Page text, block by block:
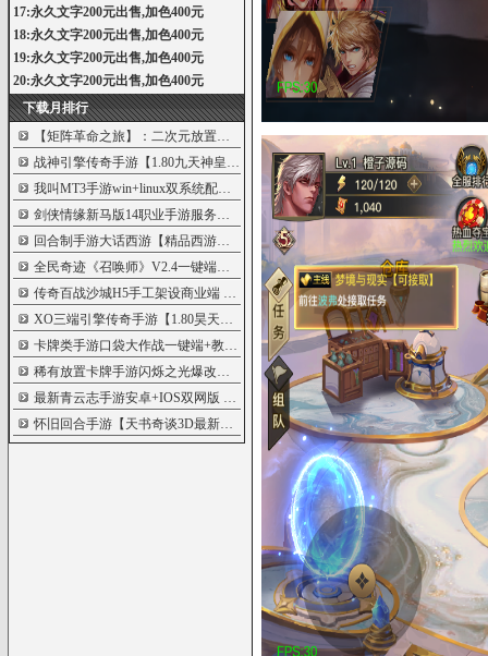
17:永久文字200元出售,加色400元
18:永久文字200元出售,加色400元
19:永久文字200元出售,加色400元
20:永久文字200元出售,加色400元
下载月排行
【矩阵革命之旅】：二次元放置卡牌游戏
5999
战神引擎传奇手游【1.80九天神皇白猪版】
5990
我叫MT3手游win+linux双系统配合架设版架设
5848
剑侠情缘新马版14职业手游服务端
回合制手游大话西游【精品西游之月下长
5802
全民奇迹《召唤师》V2.4一键端含IOS和安卓
5784
传奇百战沙城H5手工架设商业端5781
XO三端引擎传奇手游【1.80昊天合击打金版
卡牌类手游口袋大作战一键端+教程 5734
稀有放置卡牌手游闪烁之光爆改【矩阵革
5665
最新青云志手游安卓+IOS双网版
怀旧回合手游【天书奇谈3D最新魔改版】
5641